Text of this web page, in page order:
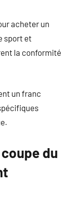
acheter un
sport et
la conformité
un franc
du